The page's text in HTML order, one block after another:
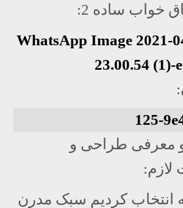
خواب ساده 2:
معرفی طراحی و
لازم:
انتخاب کردیم سبک مدرن